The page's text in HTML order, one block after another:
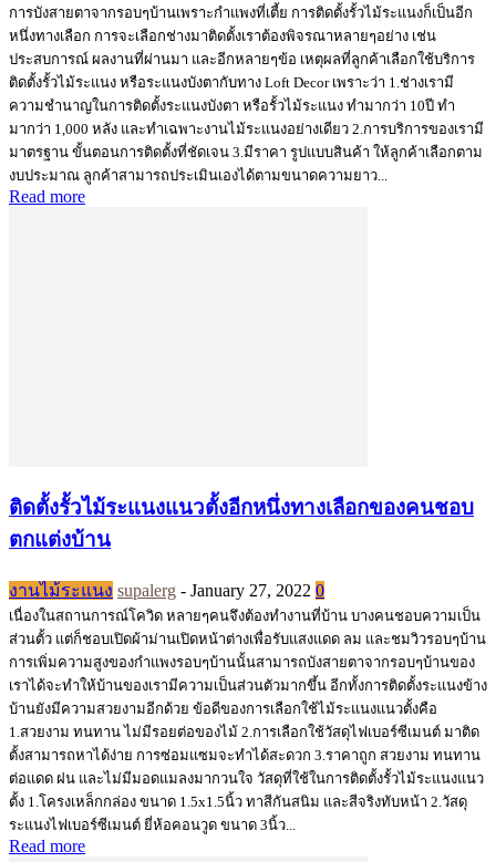
การบังสายตาจากรอบๆบ้านเพราะกำแพงที่เตี้ย การติดตั้งรั้วไม้ระแนงก็เป็นอีก
หนึ่งทางเลือก การจะเลือกช่างมาติดตั้งเราต้องพิจรณาหลายๆอย่าง เช่น
ประสบการณ์ ผลงานที่ผ่านมา และอีกหลายๆข้อ เหตุผลที่ลูกค้าเลือกใช้บริการ
ติดตั้งรั้วไม้ระแนง หรือระแนงบังตากับทาง Loft Decor เพราะว่า 1.ช่างเรามี
ความชำนาญในการติดตั้งระแนงบังตา หรือรั้วไม้ระแนง ทำมากว่า 10ปี ทำ
มากว่า 1,000 หลัง และทำเฉพาะงานไม้ระแนงอย่างเดียว 2.การบริการของเรามี
มาตรฐาน ขั้นตอนการติดตั้งที่ชัดเจน 3.มีราคา รูปแบบสินค้า ให้ลูกค้าเลือกตาม
งบประมาณ ลูกค้าสามารถประเมินเองได้ตามขนาดความยาว...
Read more
ติดตั้งรั้วไม้ระแนงแนวตั้งอีกหนึ่งทางเลือกของคนชอบ
ตกแต่งบ้าน
งานไม้ระแนง supalerg - January 27, 2022 0
เนื่องในสถานการณ์โควิด หลายๆคนจึงต้องทำงานที่บ้าน บางคนชอบความเป็น
ส่วนตั้ว แต่ก็ชอบเปิดผ้าม่านเปิดหน้าต่างเพื่อรับแสงแดด ลม และชมวิวรอบๆบ้าน
การเพิ่มความสูงของกำแพงรอบๆบ้านนั้นสามารถบังสายตาจากรอบๆบ้านของ
เราได้จะทำให้บ้านของเรามีความเป็นส่วนตัวมากขึ้น อีกทั้งการติดตั้งระแนงข้าง
บ้านยังมีความสวยงามอีกด้วย ข้อดีของการเลือกใช้ไม้ระแนงแนวตั้งคือ
1.สวยงาม ทนทาน ไม่มีรอยต่อของไม้ 2.การเลือกใช้วัสดุไฟเบอร์ซีเมนต์ มาติด
ตั้งสามารถหาได้ง่าย การซ่อมแซมจะทำได้สะดวก 3.ราคาถูก สวยงาม ทนทาน
ต่อแดด ฝน และไม่มีมอดแมลงมากวนใจ วัสดุที่ใช้ในการติดตั้งรั้วไม้ระแนงแนว
ตั้ง 1.โครงเหล็กกล่อง ขนาด 1.5x1.5นิ้ว ทาสีกันสนิม และสีจริงทับหน้า 2.วัสดุ
ระแนงไฟเบอร์ซีเมนต์ ยี่ห้อคอนวูด ขนาด 3นิ้ว...
Read more